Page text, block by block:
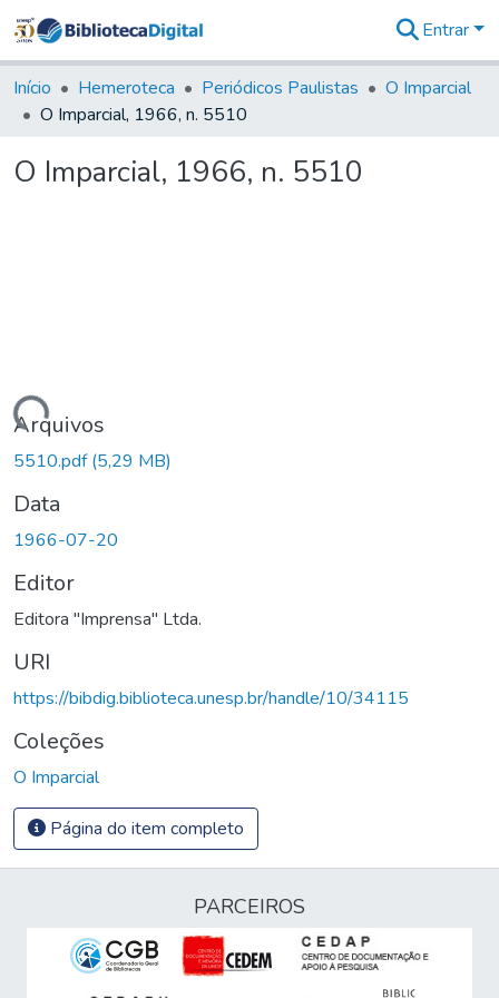
&
Coleções
Tudo na
Digital
Entrar
Início Hemeroteca Periódicos Paulistas
O Imparcial
O Imparcial, 1966, n. 5510
O Imparcial, 1966, n. 5510
Arquivos
5510.pdf(5,29 MB)
Data
1966-07-20
Editor
Editora "Imprensa" Ltda.
URI
https://bibdig.biblioteca.unesp.br/handle/10/34115
Coleções
O Imparcial
Página do item completo
PARCEIROS